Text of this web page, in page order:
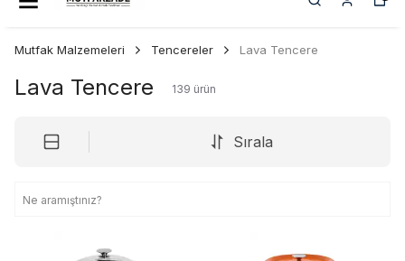
Mutfak Malzemeleri Tencereler Lava Tencere
Lava Tencere 139 ürün
Sırala